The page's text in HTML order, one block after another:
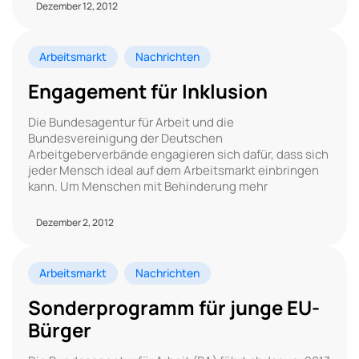
Dezember 12, 2012
Arbeitsmarkt Nachrichten
Engagement für Inklusion
Die Bundesagentur für Arbeit und die
Bundesvereinigung der Deutschen
Arbeitgeberverbände engagieren sich dafür, dass sich
jeder Mensch ideal auf dem Arbeitsmarkt einbringen
kann. Um Menschen mit Behinderung mehr
Dezember 2, 2012
Arbeitsmarkt Nachrichten
Sonderprogramm für junge EU-
Bürger